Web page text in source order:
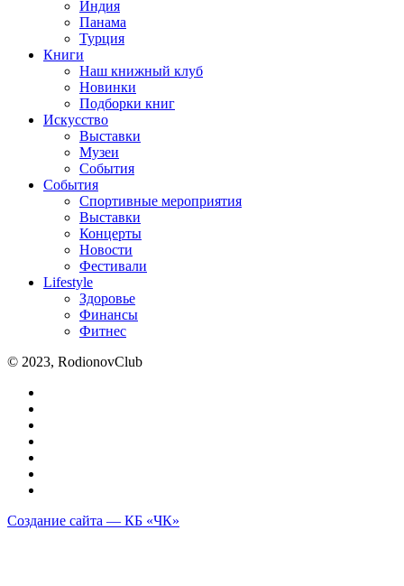
Индия
Панама
Турция
Книги
Наш книжный клуб
Новинки
Подборки книг
Искусство
Выставки
Музеи
События
События
Спортивные мероприятия
Выставки
Концерты
Новости
Фестивали
Lifestyle
Здоровье
Финансы
Фитнес
© 2023, RodionovClub
Создание сайта — КБ «ЧК»